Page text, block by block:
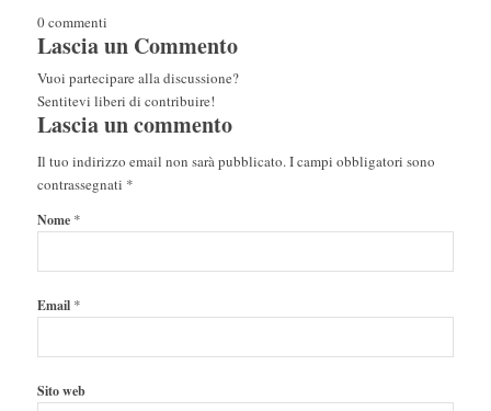
0commenti
Lascia un Commento
Vuoi partecipare alla discussione?
Sentitevi liberi di contribuire!
Lascia un commento
Il tuo indirizzo email non sarà pubblicato.I campi obbligatori sono
contrassegnati *
Nome *
Email *
Sito web